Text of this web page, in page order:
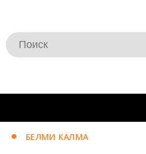
БЕЛМИ КАЛМА